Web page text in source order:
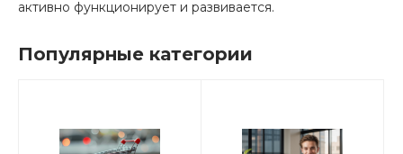
активно функционирует и развивается.
Популярные категории